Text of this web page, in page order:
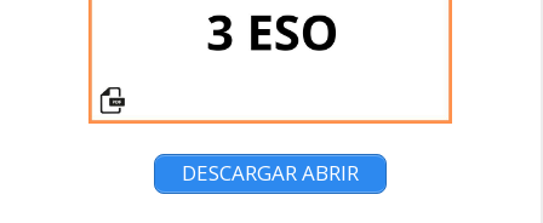
DESCARGAR ABRIR